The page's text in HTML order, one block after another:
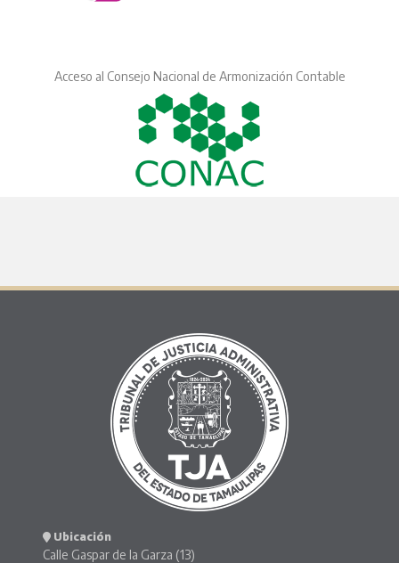
Acceso al Consejo Nacional de Armonización Contable
Ubicación
Calle Gaspar de la Garza (13)